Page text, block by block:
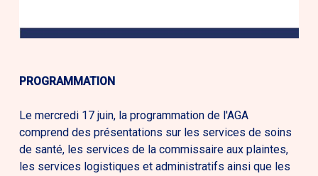
PROGRAMMATION
Le mercredi 17 juin, la programmation de l'AGA
comprend des présentations sur les services de soins
de santé, les services de la commissaire aux plaintes,
les services logistiques et administratifs ainsi que les